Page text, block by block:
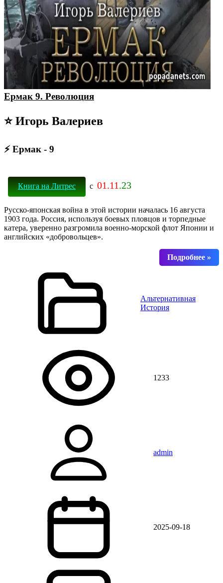
Ермак 9. Революция
⭐ Игорь Валериев
⚡ Ермак - 9
Книга на Литрес с 01.11.23
Русско-японская война в этой истории началась 16 августа
1903 года. Россия, используя боевых пловцов и торпедные
катера, уверенно разгромила военно-морской флот Японии и
английских «добровольцев».
Альтернативная
История
1233
admin
2025-09-18